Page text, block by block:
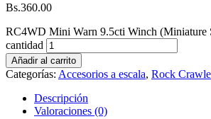
Bs.360.00
RC4WD Mini Warn 9.5cti Winch (Miniature
cantidad
Añadir al carrito
Categorías: Accesorios a escala, Rock
Descripción
Valoraciones (0)